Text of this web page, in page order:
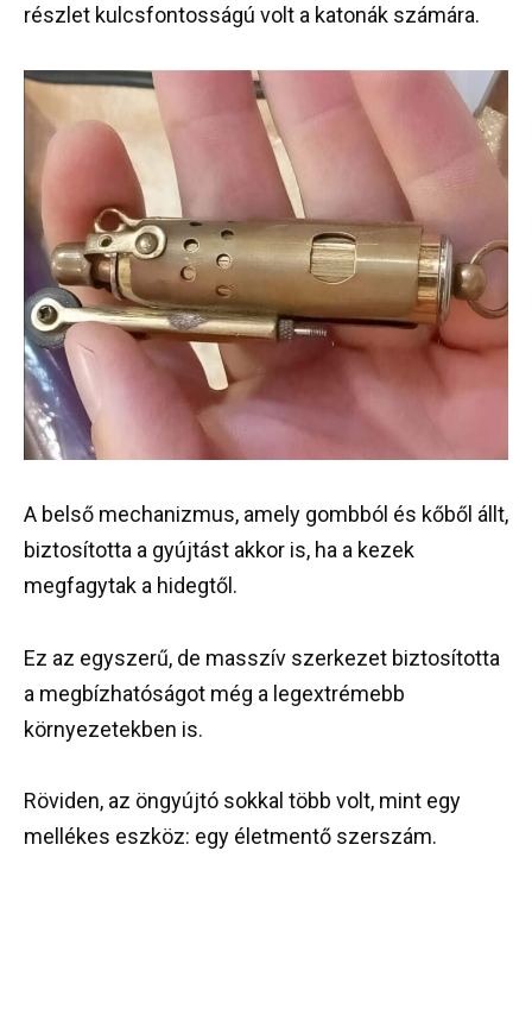
részlet kulcsfontosságú volt a katonák számára.
A belső mechanizmus, amely gombból és kőből állt,
biztosította a gyújtást akkor is, ha a kezek
megfagytak a hidegtől.
Ez az egyszerű, de masszív szerkezet biztosította
a megbízhatóságot még a legextrémebb
környezetekben is.
Röviden, az öngyújtó sokkal több volt, mint egy
mellékes eszköz: egy életmentő szerszám.